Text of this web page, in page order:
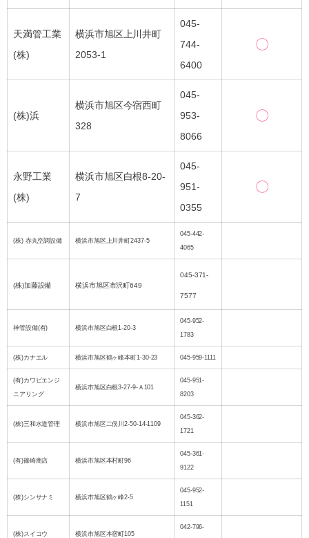
天満管工業
(株)
横浜市旭区上川井町
2053-1
045-
744-
6400
〇
(株)浜
横浜市旭区今宿西町
328
045-
953-
8066
〇
永野工業
(株)
横浜市旭区白根8-20-
7
045-
951-
0355
〇
(株) 赤丸空調設備 横浜市旭区上川井町2437-5
045-442-
4065
(株)加藤設備 横浜市旭区市沢町649
045-371-
7577
神管設備(有) 横浜市旭区白根1-20-3
045-952-
1783
(株)カナエル 横浜市旭区鶴ヶ峰本町1-30-23 045-959-1111
(有)カワビエンジ
ニアリング
横浜市旭区白根3-27-9-Ａ101
045-951-
8203
(株)三和水道管理 横浜市旭区二俣川2-50-14-1109
045-362-
1721
(有)篠崎商店 横浜市旭区本村町96
045-361-
9122
(株)シンサナミ 横浜市旭区鶴ヶ峰2-5
045-952-
1151
(株)スイコウ 横浜市旭区本宿町105
042-796-